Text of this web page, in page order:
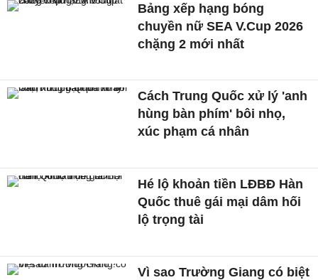
Bảng xếp hạng bóng
chuyền nữ SEA V.Cup 2026
chặng 2 mới nhất
Cách Trung Quốc xử lý 'anh
hùng bàn phím' bôi nhọ,
xúc phạm cá nhân
Hé lộ khoản tiền LĐBĐ Hàn
Quốc thuê gái mại dâm hối
lộ trọng tài
Vì sao Trường Giang có biệt